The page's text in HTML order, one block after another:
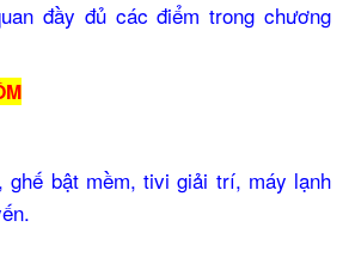
đầy đủ các điểm trong chương
ghế bật mềm, tivi giải trí, máy lạnh